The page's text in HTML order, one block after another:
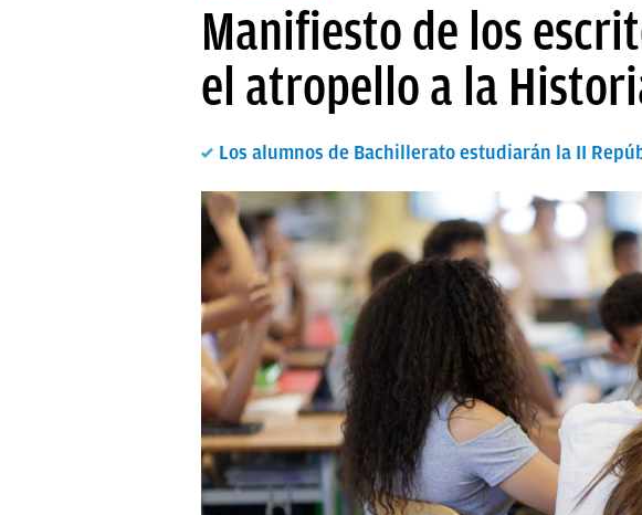
Manifiesto de los
el atropello a la
Los alumnos de Bachillerato estudiarán la II